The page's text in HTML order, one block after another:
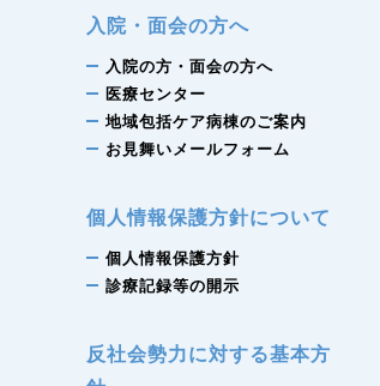
入院・面会の方へ
入院の方・面会の方へ
医療センター
地域包括ケア病棟のご案内
お見舞いメールフォーム
個人情報保護方針について
個人情報保護方針
診療記録等の開示
反社会勢力に対する基本方